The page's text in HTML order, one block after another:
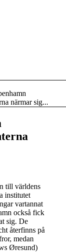
närmar sig...
till världens
institutet
vartannat
också fick
sig. De
återfinns på
medan
Øresund)